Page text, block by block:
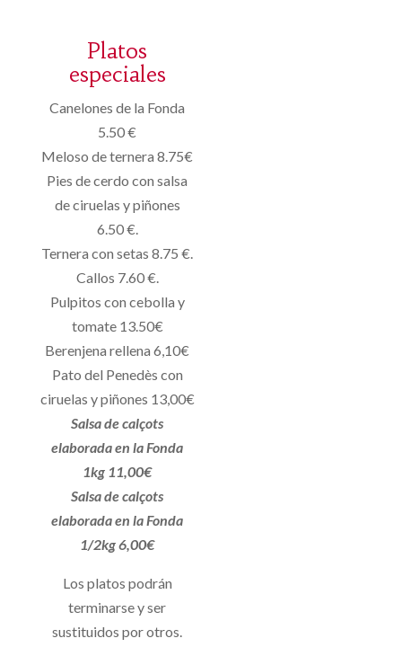
Platos
especiales
Canelones de la Fonda
5.50 €
Meloso de ternera 8.75€
Pies de cerdo con salsa
de ciruelas y piñones
6.50 €.
Ternera con setas 8.75 €.
Callos 7.60 €.
Pulpitos con cebolla y
tomate 13.50€
Berenjena rellena 6,10€
Pato del Penedès con
ciruelas y piñones 13,00€
Salsa de calçots
elaborada en la Fonda
1kg 11,00€
Salsa de calçots
elaborada en la Fonda
1/2kg 6,00€
Los platos podrán
terminarse y ser
sustituidos por otros.